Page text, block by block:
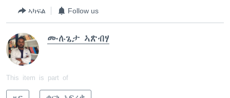
ኣካፍል Follow us
ሙሉጌታ ኣጽብሃ
This item is part of